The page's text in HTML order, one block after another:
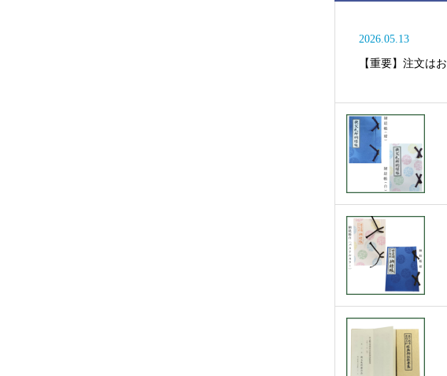
2026.05.13
【重要】注文は